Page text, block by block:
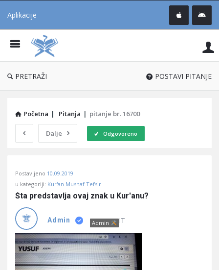
Aplikacije
®
PRETRAŽI POSTAVI PITANJE
Početna | Pitanja | pitanje br. 16700
Dalje Odgovoreno
Učene
Latest
Pitanja
Postavljeno 10.09.2019
u kategoriji: Kur'an Mushaf Tefsir
Šta predstavlja ovaj znak u Kur'anu?
Admin Admin IT